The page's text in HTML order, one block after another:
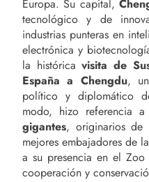
Europa. Su capital,
tecnológico y de
industrias punteras en
electrónica y
la históricavisita de
España a Chengdu,
político y diplomático
modo, hizo referencia
gigantes, originarios de
mejores embajadores de
a su presencia en el
cooperación y